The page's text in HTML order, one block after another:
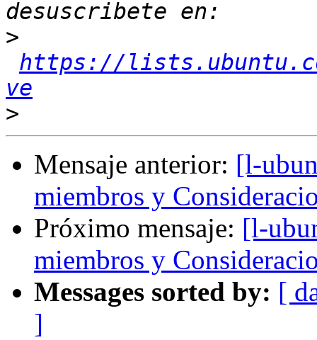
>
https://
ve
>
Mensaje anterior: [l-
miembros y
Próximo mensaje: [l-
miembros y
Messages sorted by: [
]